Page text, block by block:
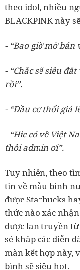
theo idol, nhiều
BLACKPINK này
- “Bao giờ mở
- “Chắc sẽ siêu
rồi”.
- “Đầu cơ thổi giá
- “Hic có về Việt
thôi admin ơi”.
Tuy nhiên, theo
tin về mẫu bình
được Starbucks
thức nào xác
được lan truyền từ
sẻ khắp các diễn
màn kết hợp này,
bình sẽ siêu hot.